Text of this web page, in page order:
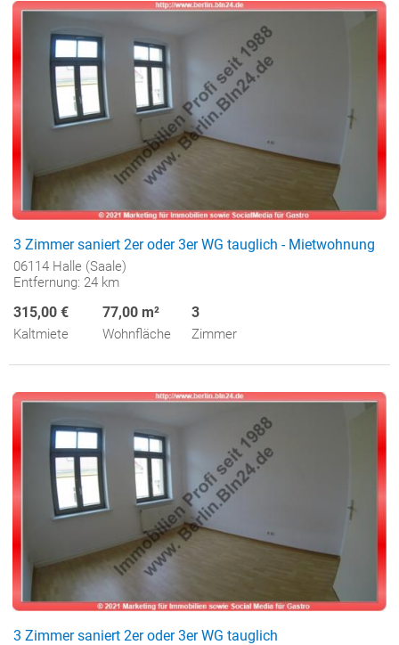
3 Zimmer saniert 2er oder 3er WG tauglich - Mietwohnung
06114 Halle (Saale)
Entfernung: 24 km
315,00 €
Kaltmiete
77,00 m²
Wohnfläche
3
Zimmer
3 Zimmer saniert 2er oder 3er WG tauglich